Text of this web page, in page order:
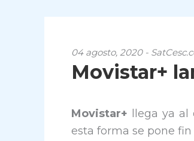
04 agosto, 2020 -
Movistar+
Movistar+ llega ya al
esta forma se pone